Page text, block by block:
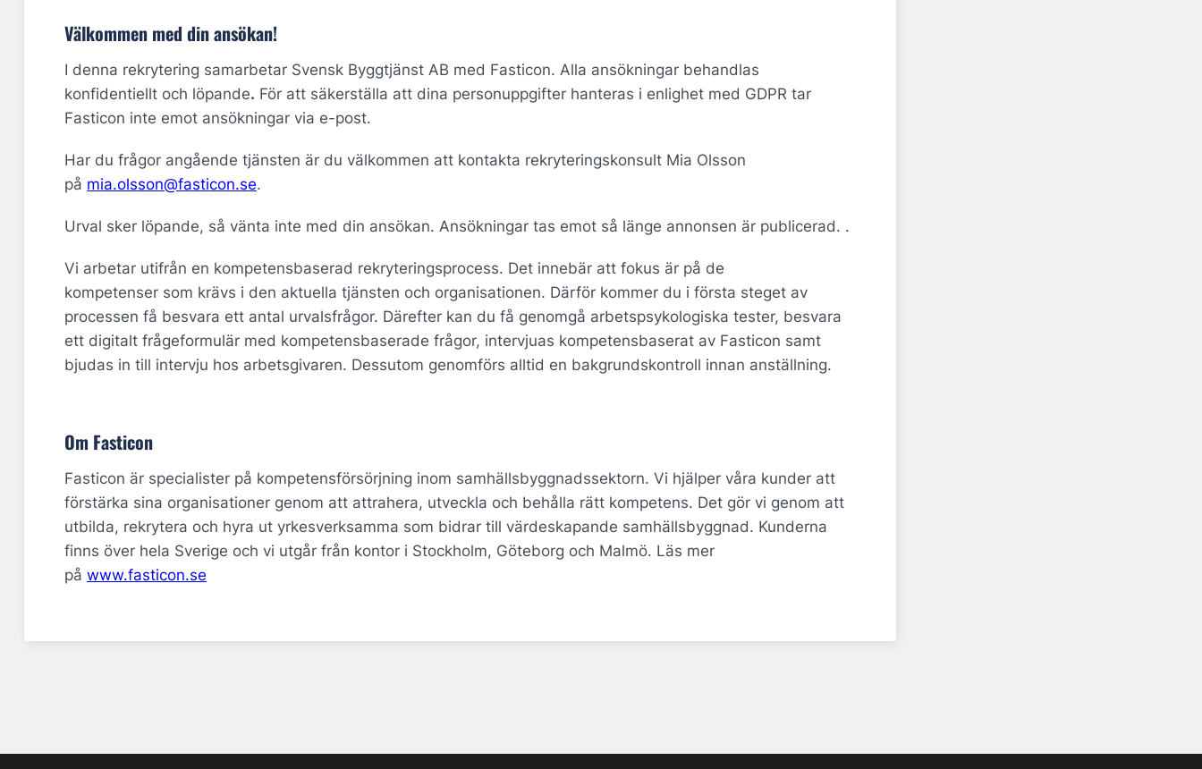
Välkommen med din ansökan!
I denna rekrytering samarbetar Svensk Byggtjänst AB med Fasticon. Alla ansökningar behandlas
konfidentiellt och löpande. För att säkerställa att dina personuppgifter hanteras i enlighet med GDPR tar
Fasticon inte emot ansökningar via e-post.
Har du frågor angående tjänsten är du välkommen att kontakta rekryteringskonsult Mia Olsson
på mia.olsson@fasticon.se.
Urval sker löpande, så vänta inte med din ansökan. Ansökningar tas emot så länge annonsen är publicerad. .
Vi arbetar utifrån en kompetensbaserad rekryteringsprocess. Det innebär att fokus är på de
kompetenser som krävs i den aktuella tjänsten och organisationen. Därför kommer du i första steget av
processen få besvara ett antal urvalsfrågor. Därefter kan du få genomgå arbetspsykologiska tester, besvara
ett digitalt frågeformulär med kompetensbaserade frågor, intervjuas kompetensbaserat av Fasticon samt
bjudas in till intervju hos arbetsgivaren. Dessutom genomförs alltid en bakgrundskontroll innan anställning.
Om Fasticon
Fasticon är specialister på kompetensförsörjning inom samhällsbyggnadssektorn. Vi hjälper våra kunder att
förstärka sina organisationer genom att attrahera, utveckla och behålla rätt kompetens. Det gör vi genom att
utbilda, rekrytera och hyra ut yrkesverksamma som bidrar till värdeskapande samhällsbyggnad. Kunderna
finns över hela Sverige och vi utgår från kontor i Stockholm, Göteborg och Malmö. Läs mer
på www.fasticon.se